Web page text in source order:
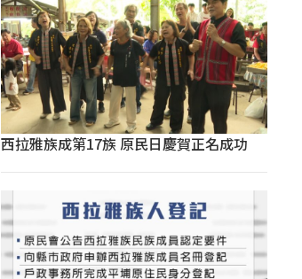
西拉雅族成第17族 原民日慶賀正名成功